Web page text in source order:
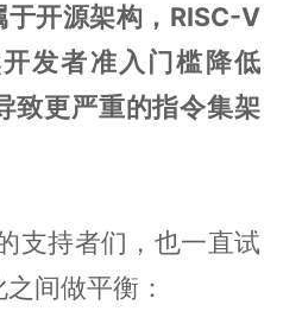
开源架构，RISC-V
发者准入门槛降低
致更严重的指令集架
支持者们，也一直试
间做平衡：